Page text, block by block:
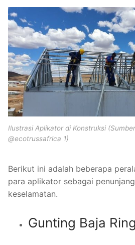
Ilustrasi Aplikator di Konstruksi
@ecotrussafrica 1)
Berikut ini adalah beberapa
para aplikator sebagai
keselamatan.
Gunting Baja